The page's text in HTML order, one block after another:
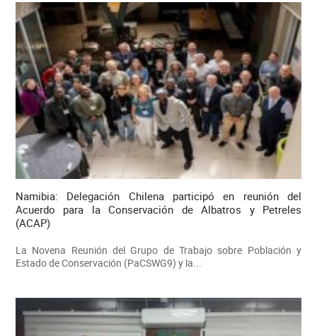
Namibia: Delegación Chilena participó en reunión del
Acuerdo para la Conservación de Albatros y Petreles
(ACAP)
La Novena Reunión del Grupo de Trabajo sobre Población y
Estado de Conservación (PaCSWG9) y la...